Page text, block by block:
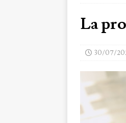
La
30/07/